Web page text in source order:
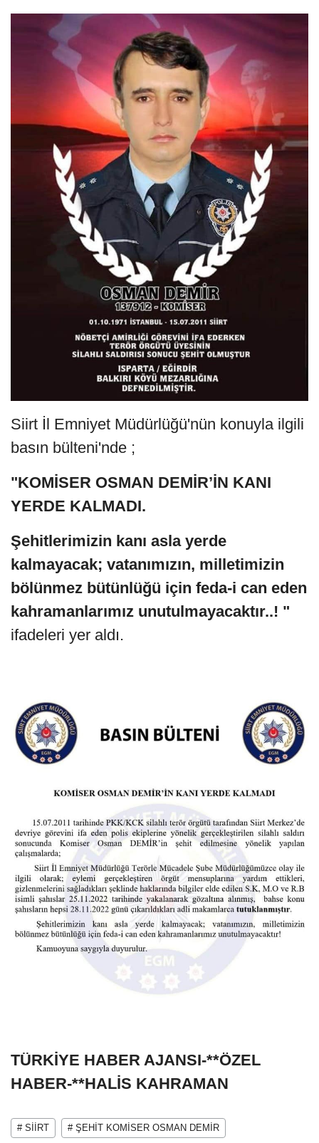
Siirt İl Emniyet Müdürlüğü'nün konuyla ilgili
basın bülteni'nde ;
"KOMİSER OSMAN DEMİR’İN KANI
YERDE KALMADI.
Şehitlerimizin kanı asla yerde
kalmayacak; vatanımızın, milletimizin
bölünmez bütünlüğü için feda-i can eden
kahramanlarımız unutulmayacaktır..! "
ifadeleri yer aldı.
TÜRKİYE HABER AJANSI-**ÖZEL
HABER-**HALİS KAHRAMAN
# SİİRT # ŞEHİT KOMİSER OSMAN DEMİR